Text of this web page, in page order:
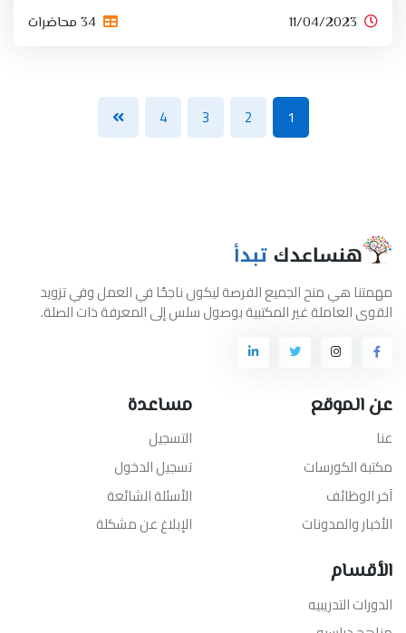
11/04/2023 34 محاضرات
1
2
3
4
مهمتنا هي منح الجميع الفرصة ليكون ناجحًا في العمل وفي تزويد
القوى العاملة غير المكتبية بوصول سلس إلى المعرفة ذات الصلة.
عن الموقع
عنا
مكتبة الكورسات
آخر الوظائف
الأخبار والمدونات
مساعدة
التسجيل
تسجيل الدخول
الأسئلة الشائعة
الإبلاغ عن مشكلة
الأقسام
الدورات التدريبيه